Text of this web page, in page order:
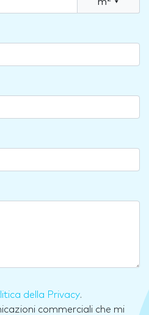
della Privacy.
commerciali che mi